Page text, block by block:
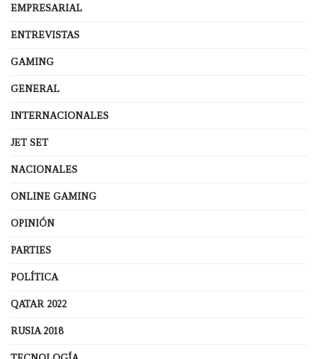
EMPRESARIAL
ENTREVISTAS
GAMING
GENERAL
INTERNACIONALES
JET SET
NACIONALES
ONLINE GAMING
OPINIÓN
PARTIES
POLÍTICA
QATAR 2022
RUSIA 2018